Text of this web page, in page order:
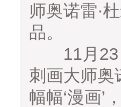
师奥诺雷·
品。
11月23日
刺画大师奥
幅幅‘漫画’